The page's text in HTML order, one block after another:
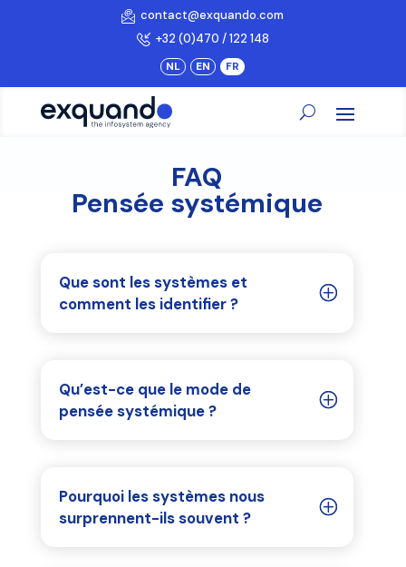
contact@exquando.com
+32 (0)470 / 122 148
FAQ
Pensée systémique
Que sont les systèmes et
comment les identifier ?
Qu’est-ce que le mode de
pensée systémique ?
Pourquoi les systèmes nous
surprennent-ils souvent ?